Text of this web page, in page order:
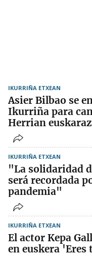
IKURRIÑA ETXEAN
Asier Bilbao se
Ikurriña para
Herrian euskaraz
IKURRIÑA ETXEAN
"La solidaridad
será recordada
pandemia"
IKURRIÑA ETXEAN
El actor Kepa
en euskera 'Eres